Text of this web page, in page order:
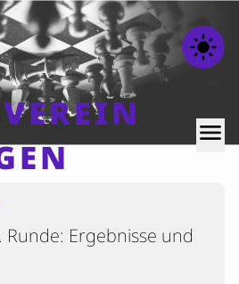
light_mode
menu
Runde: Ergebnisse und